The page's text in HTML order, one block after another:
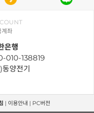
계좌
은행
010-138819
동양전기
| 이용안내 | PC버전